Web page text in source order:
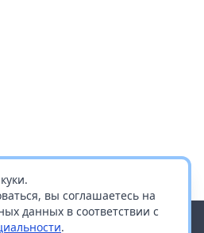
вы соглашаетесь на
данных в соответствии с
.